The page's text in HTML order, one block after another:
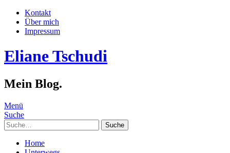
Kontakt
Über mich
Impressum
Eliane Tschudi
Mein Blog.
Menü
Suche
Suche
Home